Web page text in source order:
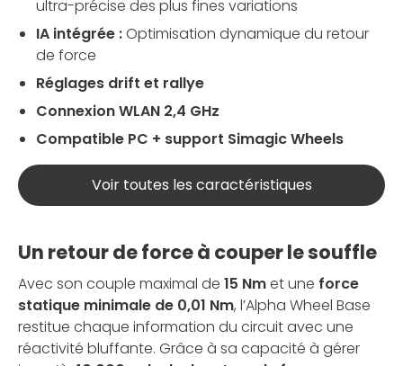
ultra-précise des plus fines variations
IA intégrée :Optimisation dynamique du retour
de force
Réglages drift et rallye
Connexion WLAN 2,4 GHz
Compatible PC + support Simagic Wheels
Voir toutes les caractéristiques
Un retour de force à couper le souffle
Avec son couple maximal de 15 Nmet une force
statique minimale de 0,01 Nm, l’Alpha Wheel Base
restitue chaque information du circuit avec une
réactivité bluffante. Grâce à sa capacité à gérer